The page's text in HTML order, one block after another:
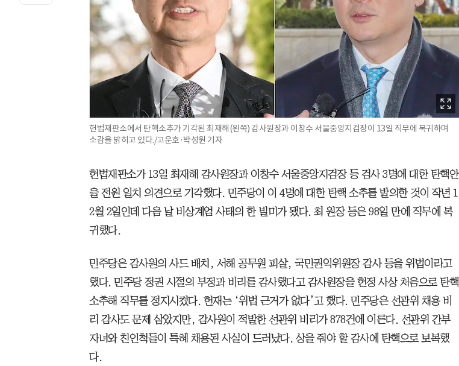
헌법재판소에서 탄핵소추가 기각된 최재해(왼쪽) 감사원장과 이창수 서울중앙지검장이 13일 직무에 복귀하며
소감을 밝히고 있다./고운호·박성원 기자
헌법재판소가 13일 최재해 감사원장과 이창수 서울중앙지검장 등 검사 3명에 대한 탄핵안
을 전원 일치 의견으로 기각했다. 민주당이 이 4명에 대한 탄핵 소추를 발의한 것이 작년 1
2월 2일인데 다음 날 비상계엄 사태의 한 빌미가 됐다. 최 원장 등은 98일 만에 직무에 복
귀했다.
민주당은 감사원의 사드 배치, 서해 공무원 피살, 국민권익위원장 감사 등을 위법이라고
했다. 민주당 정권 시절의 부정과 비리를 감사했다고 감사원장을 헌정 사상 처음으로 탄핵
소추해 직무를 정지시켰다. 헌재는 ‘위법 근거가 없다’고 했다. 민주당은 선관위 채용 비
리 감사도 문제 삼았지만, 감사원이 적발한 선관위 비리가 878건에 이른다. 선관위 간부
자녀와 친인척들이 특혜 채용된 사실이 드러났다. 상을 줘야 할 감사에 탄핵으로 보복했
다.